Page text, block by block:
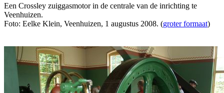
Een Crossley zuiggasmotor in de centrale van de inrichting te
Veenhuizen.
Foto: Eelke Klein, Veenhuizen, 1 augustus 2008. (groter formaat)